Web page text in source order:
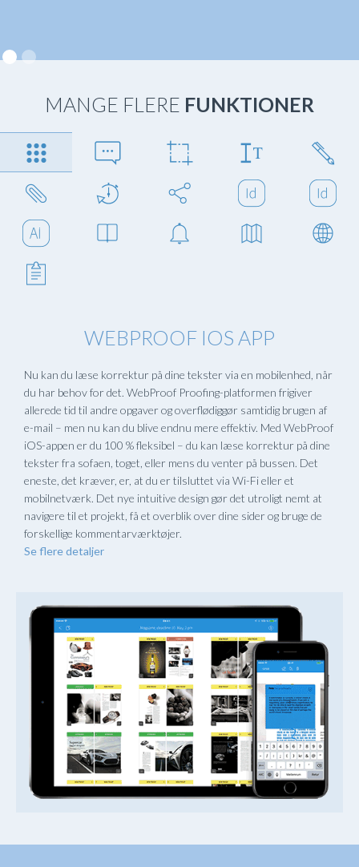
MANGE FLERE FUNKTIONER
WEBPROOF IOS APP
Nu kan du læse korrektur på dine tekster via en mobilenhed, når
du har behov for det. WebProof Proofing-platformen frigiver
allerede tid til andre opgaver og overflødiggør samtidig brugen af
e-mail – men nu kan du blive endnu mere effektiv. Med WebProof
iOS-appen er du 100 % fleksibel – du kan læse korrektur på dine
tekster fra sofaen, toget, eller mens du venter på bussen. Det
eneste, det kræver, er, at du er tilsluttet via Wi-Fi eller et
mobilnetværk. Det nye intuitive design gør det utroligt nemt at
navigere til et projekt, få et overblik over dine sider og bruge de
forskellige kommentarværktøjer.
Se flere detaljer